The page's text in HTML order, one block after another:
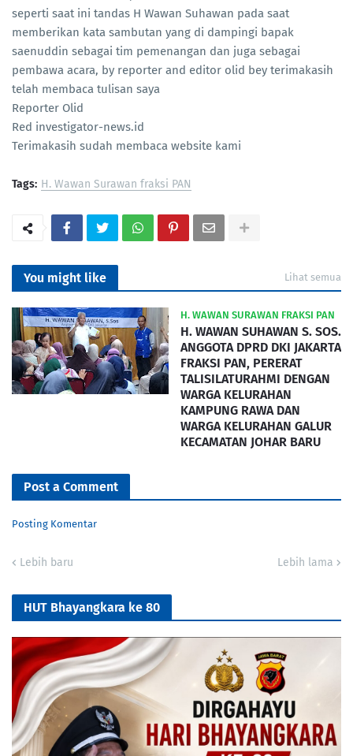
seperti saat ini tandas H Wawan Suhawan pada saat
memberikan kata sambutan yang di dampingi bapak
saenuddin sebagai tim pemenangan dan juga sebagai
pembawa acara, by reporter and editor olid bey terimakasih
telah membaca tulisan saya
Reporter Olid
Red investigator-news.id
Terimakasih sudah membaca website kami
Tags: H. Wawan Surawan fraksi PAN
You might like Lihat semua
H. WAWAN SURAWAN FRAKSI PAN
H. WAWAN SUHAWAN S. SOS.
ANGGOTA DPRD DKI JAKARTA
FRAKSI PAN, PERERAT
TALISILATURAHMI DENGAN
WARGA KELURAHAN
KAMPUNG RAWA DAN
WARGA KELURAHAN GALUR
KECAMATAN JOHAR BARU
Post a Comment
Posting Komentar
Lebih baru Lebih lama
HUT Bhayangkara ke 80